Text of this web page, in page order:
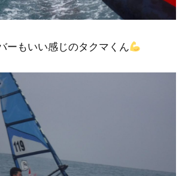
ーもいい感じのタクマくん